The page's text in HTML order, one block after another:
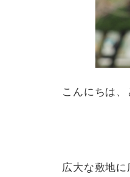
こんにちは、
広大な敷地